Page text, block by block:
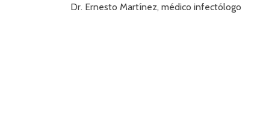
Dr. Ernesto Martínez, médico infectólogo